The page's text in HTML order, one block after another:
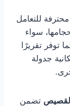
للتعامل
سواء
توفر تقريرًا
جدولة
تضمن